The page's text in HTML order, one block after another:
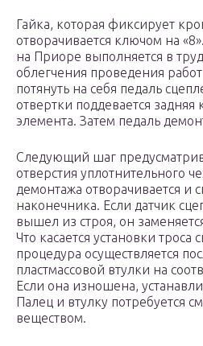
Гайка, которая фиксирует
отворачивается ключом на
на Приоре выполняется в
облегчения проведения
потянуть на себя педаль
отвертки поддевается задняя
элемента. Затем педаль
Следующий шаг
отверстия уплотнительного
демонтажа отворачивается и
наконечника. Если датчик
вышел из строя, он
Что касается установки троса
процедура осуществляется
пластмассовой втулки на
Если она изношена,
Палец и втулку потребуется
веществом.